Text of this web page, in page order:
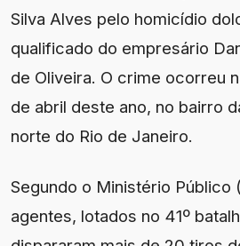
Silva Alves pelo homicídio
qualificado do empresário
de Oliveira. O crime ocorreu
de abril deste ano, no bairro
norte do Rio de Janeiro.
Segundo o Ministério Público
agentes, lotados no 41º